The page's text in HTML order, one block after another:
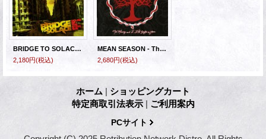
BRIDGE TO SOLACE - House Of The Dying Sun [CD]
2,180円(税込)
MEAN SEASON - The Memory And I Still Suffer [CD]
2,680円(税込)
ホーム | ショッピングカート
特定商取引法表示 | ご利用案内
PCサイト